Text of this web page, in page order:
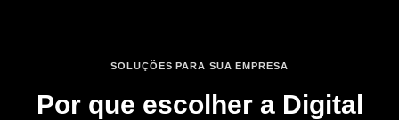
SOLUÇÕES PARA SUA EMPRESA
Por que escolher a Digital